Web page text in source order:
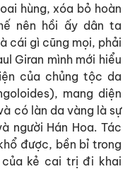
hùng, xóa bỏ hoàn
nên hồi ấy dân ta
cái gì cũng mọi, phải
Giran mình mới hiểu
của chủng tộc da
mang diện
có làn da vàng là sự
người Hán Hoa. Tác
được, bền bỉ trong
kẻ cai trị đi khai